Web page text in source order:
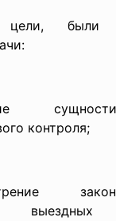
были
контроля;